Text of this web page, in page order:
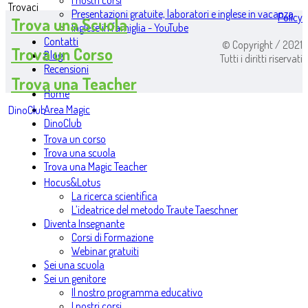
Presentazioni gratuite, laboratori e inglese in vacanza
Inglese in famiglia - YouTube
Contatti
Blog
Recensioni
Home
Area Magic
DinoClub
Trova un corso
Trova una scuola
Trova una Magic Teacher
Hocus&Lotus
La ricerca scientifica
L’ideatrice del metodo Traute Taeschner
Diventa Insegnante
Corsi di Formazione
Webinar gratuiti
Sei una scuola
Sei un genitore
Il nostro programma educativo
Trovaci
Trova una Scuola
Trova un Corso
Trova una Teacher
DinoClub
Policy
© Copyright / 2021
Tutti i diritti riservati